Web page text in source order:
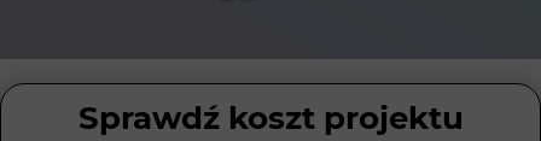
Sprawdź koszt projektu